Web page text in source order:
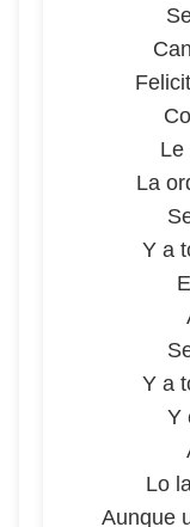
Le
La
Y a
Y a
Y
Lo
Aunque